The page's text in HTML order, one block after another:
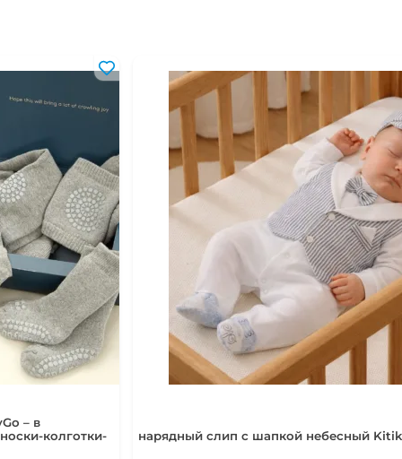
мес
мес
мес
года
года
года
– в
колготки-
нарядный слип с шапкой небесный